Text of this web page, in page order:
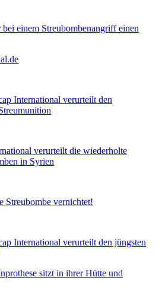
einem Streubombenangriff einen
International verurteilt den
verurteilt die wiederholte
in Syrien
Streubombe vernichtet!
International verurteilt den jüngsten